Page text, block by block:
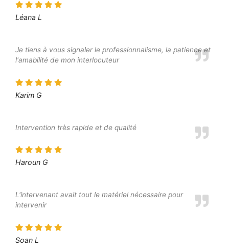
Léana L
Je tiens à vous signaler le professionnalisme, la patience et
l'amabilité de mon interlocuteur
Karim G
Intervention très rapide et de qualité
Haroun G
L'intervenant avait tout le matériel nécessaire pour
intervenir
Soan L